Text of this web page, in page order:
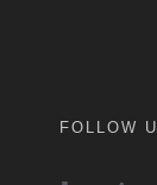
FOLLOW